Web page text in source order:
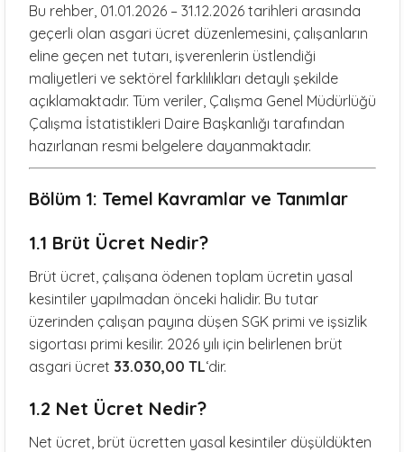
Bu rehber, 01.01.2026 – 31.12.2026 tarihleri arasında
geçerli olan asgari ücret düzenlemesini, çalışanların
eline geçen net tutarı, işverenlerin üstlendiği
maliyetleri ve sektörel farklılıkları detaylı şekilde
açıklamaktadır. Tüm veriler, Çalışma Genel Müdürlüğü
Çalışma İstatistikleri Daire Başkanlığı tarafından
hazırlanan resmi belgelere dayanmaktadır.
Bölüm 1: Temel Kavramlar ve Tanımlar
1.1 Brüt Ücret Nedir?
Brüt ücret, çalışana ödenen toplam ücretin yasal
kesintiler yapılmadan önceki halidir. Bu tutar
üzerinden çalışan payına düşen SGK primi ve işsizlik
sigortası primi kesilir. 2026 yılı için belirlenen brüt
asgari ücret 33.030,00 TL‘dir.
1.2 Net Ücret Nedir?
Net ücret, brüt ücretten yasal kesintiler düşüldükten